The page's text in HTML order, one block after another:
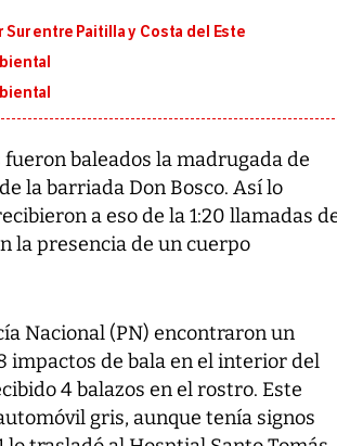
entre Paitilla y Costa del Este
baleados la madrugada de
la barriada Don Bosco. Así lo
a eso de la 1:20 llamadas
la presencia de un cuerpo
Nacional (PN) encontraron un
impactos de bala en el interior del
4 balazos en el rostro. Este
gris, aunque tenía signos